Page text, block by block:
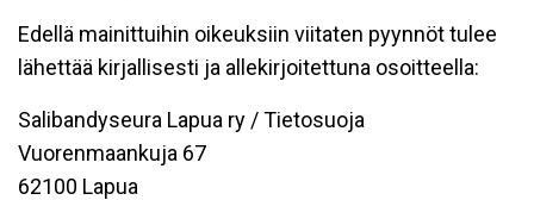
Edellä mainittuihin oikeuksiin viitaten pyynnöt tulee
lähettää kirjallisesti ja allekirjoitettuna osoitteella:
Salibandyseura Lapua ry / Tietosuoja
Vuorenmaankuja 67
62100 Lapua